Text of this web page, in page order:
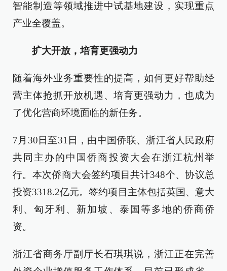
智能制造等领域推进中试基地建设，实现重点
产业全覆盖。
扩大开放，培育更强动力
随着海外业务重要性的提高，如何更好帮助经
营主体抢抓开放机遇、培育更强动力，也成为
了优化营商环境面临的新任务。
7月30日至31日，由中国侨联、浙江省人民政府
共同主办的中国侨商投资大会在浙江杭州举
行。本次侨商大会签约项目共计348个、协议总
投资3318.2亿元。签约项目主体包括英国、意大
利、匈牙利、新加坡、泰国等多地的侨商侨
资。
浙江省商务厅副厅长石琪琪说，浙江正在完善